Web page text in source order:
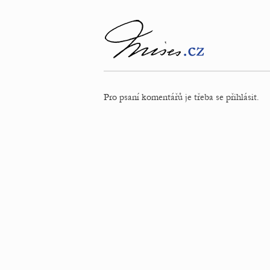
Pro psaní komentářů je třeba se přihlásit.